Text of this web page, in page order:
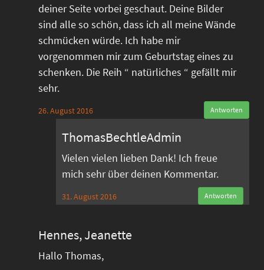
deiner Seite vorbei geschaut. Deine Bilder
sind alle so schön, dass ich all meine Wände
schmücken würde. Ich habe mir
vorgenommen mir zum Geburtstag eines zu
schenken. Die Reih “ natürliches “ gefällt mir
sehr.
26. August 2016 Antworten
ThomasBechtleAdmin
Vielen vielen lieben Dank! Ich freue
mich sehr über deinen Kommentar.
31. August 2016 Antworten
Hennes, Jeanette
Hallo Thomas,